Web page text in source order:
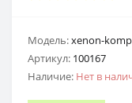
Модель:xenon-
Артикул: 100167
Наличие: Нет в